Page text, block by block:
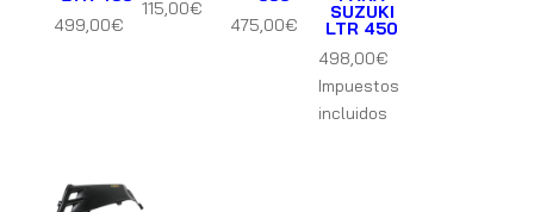
499,00€
115,00€
475,00€
SUZUKI
LTR 450
498,00€
Impuestos
incluidos